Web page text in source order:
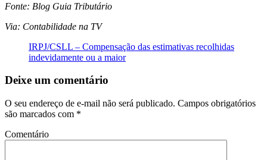
Fonte: Blog Guia Tributário
Via: Contabilidade na TV
IRPJ/CSLL – Compensação das estimativas recolhidas
indevidamente ou a maior
Deixe um comentário
O seu endereço de e-mail não será publicado. Campos obrigatórios
são marcados com *
Comentário